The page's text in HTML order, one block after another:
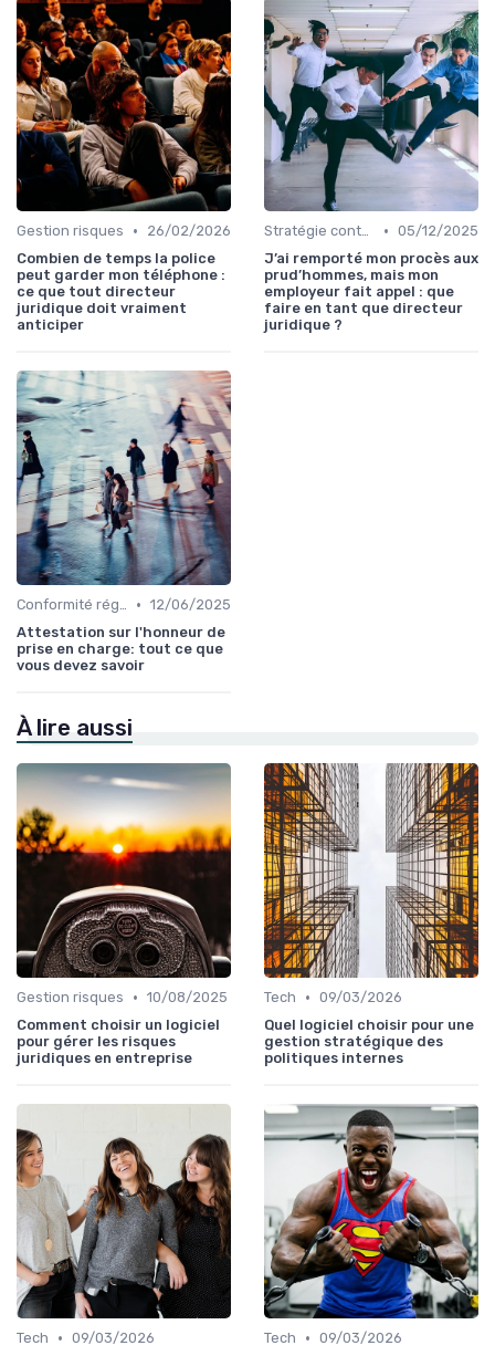
Gestion risques •
26/02/2026
Combien de temps la police
peut garder mon téléphone :
ce que tout directeur
juridique doit vraiment
anticiper
Stratégie contentieuse • 05/12/2025
J’ai remporté mon procès aux
prud’hommes, mais mon
employeur fait appel : que
faire en tant que directeur
juridique ?
Conformité réglementaire • 12/06/2025
Attestation sur l'honneur de
prise en charge: tout ce que
vous devez savoir
À lire aussi
Gestion risques • 10/08/2025
Comment choisir un logiciel
pour gérer les risques
juridiques en entreprise
Tech • 09/03/2026
Quel logiciel choisir pour une
gestion stratégique des
politiques internes
Tech • 09/03/2026
Tech • 09/03/2026